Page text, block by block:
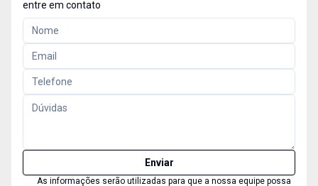
entre em contato
Enviar
As informações serão utilizadas para que a nossa equipe possa